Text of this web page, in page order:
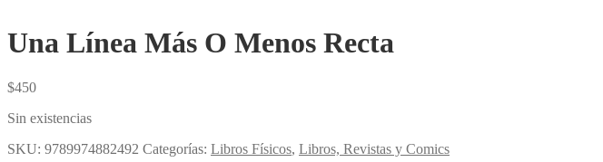
Una Línea Más O Menos Recta
$450
Sin existencias
SKU: 9789974882492 Categorías: Libros Físicos, Libros, Revistas y Comics